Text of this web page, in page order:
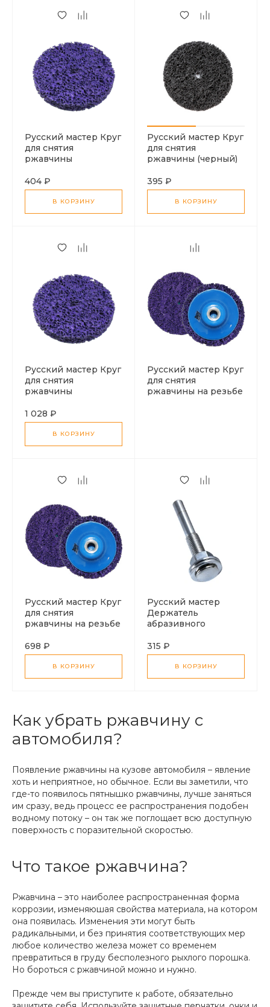
Русский мастер Круг
для снятия
ржавчины
404 ₽
В КОРЗИНУ
Русский мастер Круг
для снятия
ржавчины (черный)
395 ₽
В КОРЗИНУ
Русский мастер Круг
для снятия
ржавчины
1 028 ₽
В КОРЗИНУ
Русский мастер Круг
для снятия
ржавчины на резьбе
Русский мастер Круг
для снятия
ржавчины на резьбе
698 ₽
В КОРЗИНУ
Русский мастер
Держатель
абразивного
315 ₽
В КОРЗИНУ
Как убрать ржавчину с
автомобиля?
Появление ржавчины на кузове автомобиля – явление
хоть и неприятное, но обычное. Если вы заметили, что
где-то появилось пятнышко ржавчины, лучше заняться
им сразу, ведь процесс ее распространения подобен
водному потоку – он так же поглощает всю доступную
поверхность с поразительной скоростью.
Что такое ржавчина?
Ржавчина – это наиболее распространенная форма
коррозии, изменяюшая свойства материала, на котором
она появилась. Изменения эти могут быть
радикальными, и без принятия соответствующих мер
любое количество железа может со временем
превратиться в груду бесполезного рыхлого порошка.
Но бороться с ржавчиной можно и нужно.
Прежде чем вы приступите к работе, обязательно